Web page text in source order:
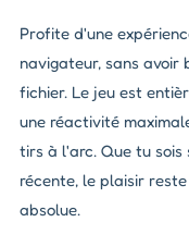
Profite d'une
navigateur, sans avoir
fichier. Le jeu est
une réactivité
tirs à l'arc. Que tu sois
récente, le plaisir
absolue.